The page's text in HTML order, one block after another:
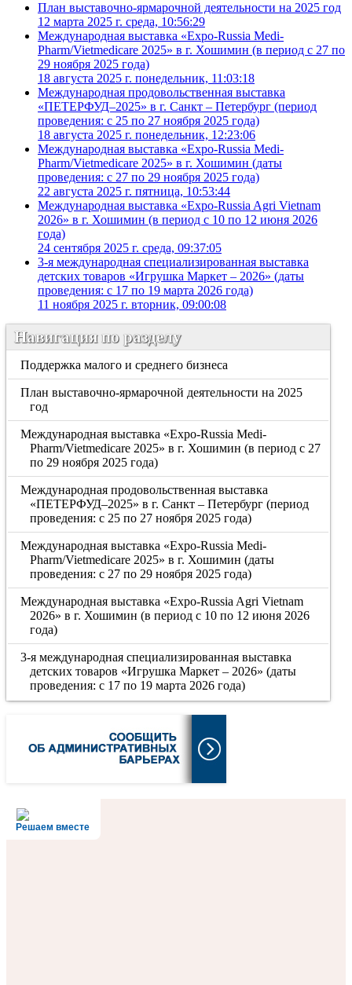
План выставочно-ярмарочной деятельности на 2025 год
12 марта 2025 г. среда, 10:56:29
Международная выставка «Expo-Russia Medi-
Pharm/Vietmedicare 2025» в г. Хошимин (в период с 27 по
29 ноября 2025 года)
18 августа 2025 г. понедельник, 11:03:18
Международная продовольственная выставка
«ПЕТЕРФУД–2025» в г. Санкт – Петербург (период
проведения: с 25 по 27 ноября 2025 года)
18 августа 2025 г. понедельник, 12:23:06
Международная выставка «Expo-Russia Medi-
Pharm/Vietmedicare 2025» в г. Хошимин (даты
проведения: с 27 по 29 ноября 2025 года)
22 августа 2025 г. пятница, 10:53:44
Международная выставка «Expo-Russia Agri Vietnam
2026» в г. Хошимин (в период с 10 по 12 июня 2026
года)
24 сентября 2025 г. среда, 09:37:05
3-я международная специализированная выставка
детских товаров «Игрушка Маркет – 2026» (даты
проведения: с 17 по 19 марта 2026 года)
11 ноября 2025 г. вторник, 09:00:08
Навигация по разделу
Поддержка малого и среднего бизнеса
План выставочно-ярмарочной деятельности на 2025
год
Международная выставка «Expo-Russia Medi-
Pharm/Vietmedicare 2025» в г. Хошимин (в период с 27
по 29 ноября 2025 года)
Международная продовольственная выставка
«ПЕТЕРФУД–2025» в г. Санкт – Петербург (период
проведения: с 25 по 27 ноября 2025 года)
Международная выставка «Expo-Russia Medi-
Pharm/Vietmedicare 2025» в г. Хошимин (даты
проведения: с 27 по 29 ноября 2025 года)
Международная выставка «Expo-Russia Agri Vietnam
2026» в г. Хошимин (в период с 10 по 12 июня 2026
года)
3-я международная специализированная выставка
детских товаров «Игрушка Маркет – 2026» (даты
проведения: с 17 по 19 марта 2026 года)
Решаем вместе